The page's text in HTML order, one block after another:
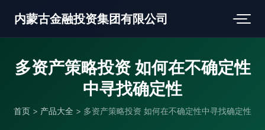
内蒙古金融投资集团有限公司
多资产策略投资 如何在不确定性
中寻找确定性
首页 > 产品大全 > 多资产策略投资 如何在不确定性中寻找确定性